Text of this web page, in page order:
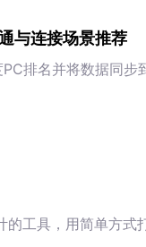
与连接场景推荐
排名并将数据同步
工具，用简单方式